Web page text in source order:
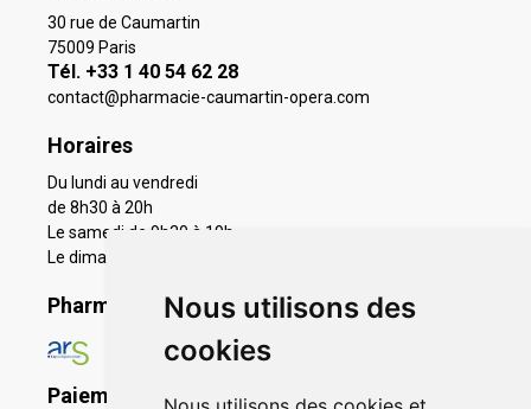
Nous utilisons des
cookies
30 rue de Caumartin
75009 Paris
Tél. +33 1 40 54 62 28
contact@pharmacie-caumartin-opera.com
Horaires
Du lundi au vendredi
de 8h30 à 20h
Le samedi de 9h30 à 19h
Le dimanche 11h à 19h
Pharmacie en ligne agréée
Paiement sécurisé